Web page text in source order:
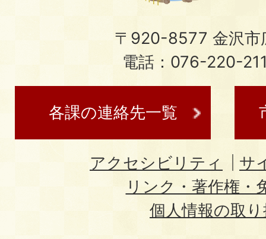
〒920-8577 金沢市
電話：076-220-
各課の連絡先一覧
アクセシビリティ
サ
リンク・著作権・
個人情報の取